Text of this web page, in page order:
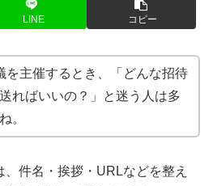
LINE コピー
を主催するとき、「どんな招待
ればいいの？」と迷う人は多
。
件名・挨拶・URLなどを整え